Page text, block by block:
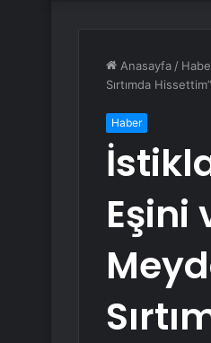
Anasayfa /
Sırtımda Hissettim”
Haber
Eşini